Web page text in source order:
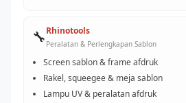
🔧Rhinotools
Peralatan & Perlengkapan Sablon
Screen sablon & frame afdruk
Rakel, squeegee & meja sablon
Lampu UV & peralatan afdruk